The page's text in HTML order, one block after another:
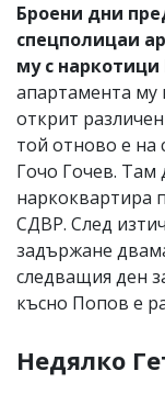
Броени дни
спецполицаи
му с
апартамента му
открит
той отново е на
Гочо Гочев. Там
наркоквартира
СДВР. След
задържане
следващия ден
късно Попов е
Недялко